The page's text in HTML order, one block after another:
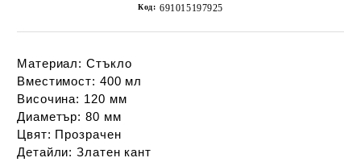
Код: 691015197925
Материал: Стъкло
Вместимост: 400 мл
Височина: 120 мм
Диаметър: 80 мм
Цвят: Прозрачен
Детайли: Златен кант